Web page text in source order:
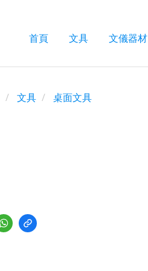
首頁 文具 文儀器材
文具 桌面文具